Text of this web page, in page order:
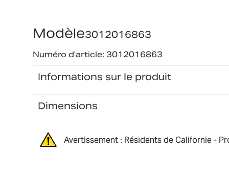
Modèle3012016863
Numéro d'article: 3012016863
Informations sur le produit
Dimensions
Avertissement : Résidents de Californie -